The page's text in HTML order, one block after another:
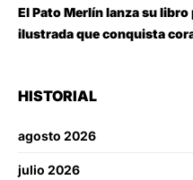
El Pato Merlín lanza su
ilustrada que conquista
HISTORIAL
agosto 2026
julio 2026